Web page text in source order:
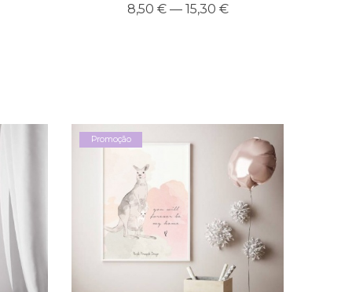
8,50 € — 15,30 €
Promoção